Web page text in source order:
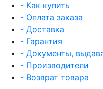
- Как купить
- Оплата заказа
- Доставка
- Гарантия
- Документы,
- Производители
- Возврат товара